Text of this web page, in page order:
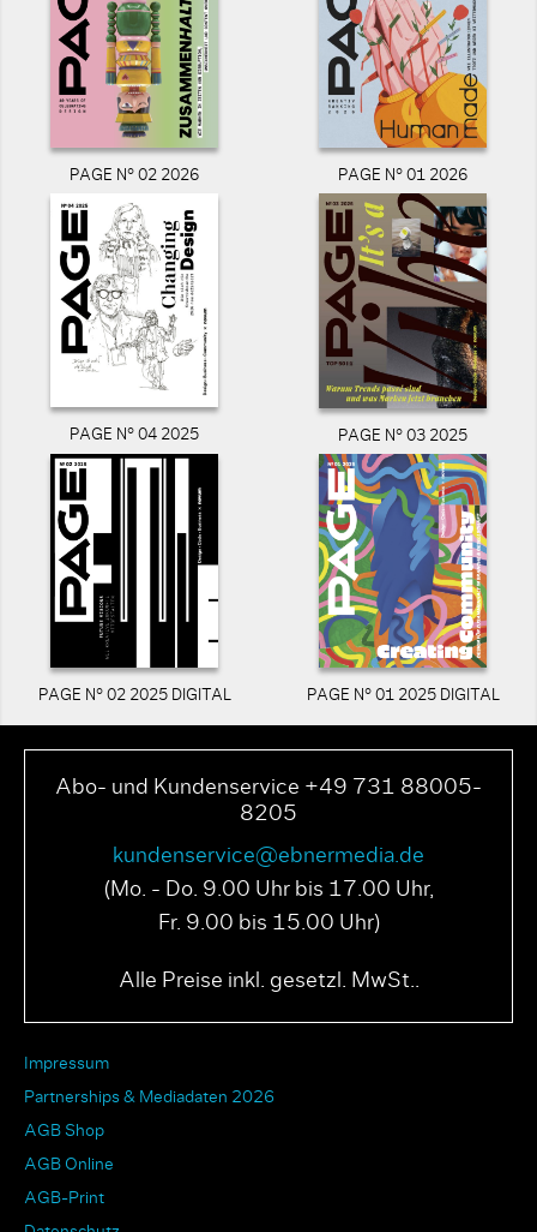
PAGE N° 02 2026 PAGE N° 01 2026
PAGE N° 04 2025 PAGE N° 03 2025
PAGE N° 02 2025 DIGITAL PAGE N° 01 2025 DIGITAL
Abo- und Kundenservice +49 731 88005-
8205
kundenservice@ebnermedia.de
(Mo. - Do. 9.00 Uhr bis 17.00 Uhr,
Fr. 9.00 bis 15.00 Uhr)
Alle Preise inkl. gesetzl. MwSt..
Impressum
Partnerships & Mediadaten 2026
AGB Shop
AGB Online
AGB-Print